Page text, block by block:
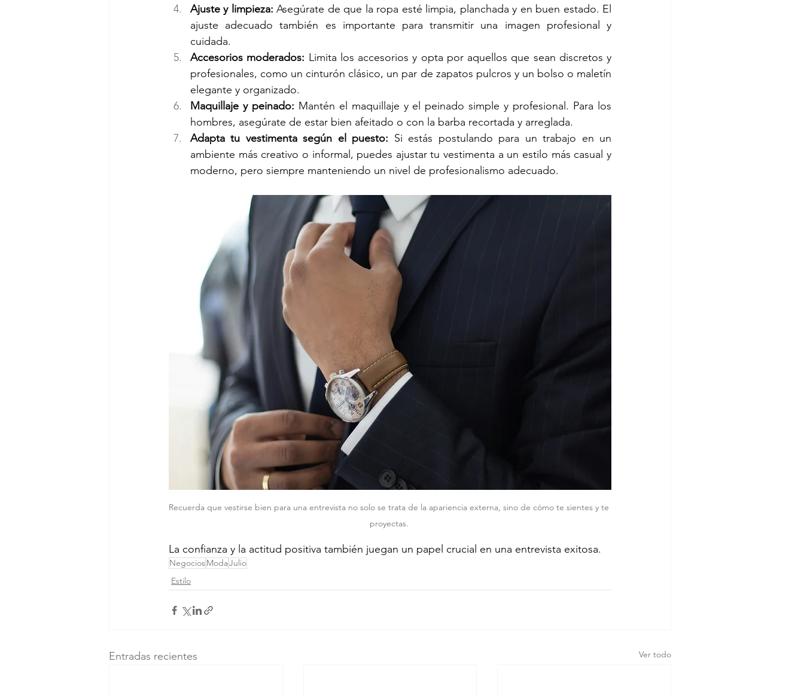
Ajuste y limpieza: Asegúrate de que la ropa esté limpia, planchada y en buen estado. El
ajuste adecuado también es importante para transmitir una imagen profesional y
cuidada.
Accesorios moderados: Limita los accesorios y opta por aquellos que sean discretos y
profesionales, como un cinturón clásico, un par de zapatos pulcros y un bolso o maletín
elegante y organizado.
Maquillaje y peinado: Mantén el maquillaje y el peinado simple y profesional. Para los
hombres, asegúrate de estar bien afeitado o con la barba recortada y arreglada.
Adapta tu vestimenta según el puesto: Si estás postulando para un trabajo en un
ambiente más creativo o informal, puedes ajustar tu vestimenta a un estilo más casual y
moderno, pero siempre manteniendo un nivel de profesionalismo adecuado.
Recuerda que vestirse bien para una entrevista no solo se trata de la apariencia externa, sino de cómo te sientes y te
proyectas.
La confianza y la actitud positiva también juegan un papel crucial en una entrevista exitosa.
NegociosModaJulio
Estilo
Entradas recientes Ver todo